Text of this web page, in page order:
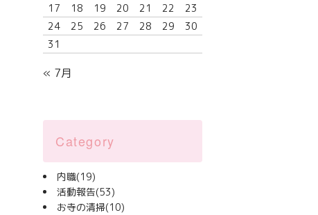
17
18 19 20 21 22
23
24
25 26 27 28 29
30
31
« 7月
Category
内職(19)
活動報告(53)
お寺の清掃(10)